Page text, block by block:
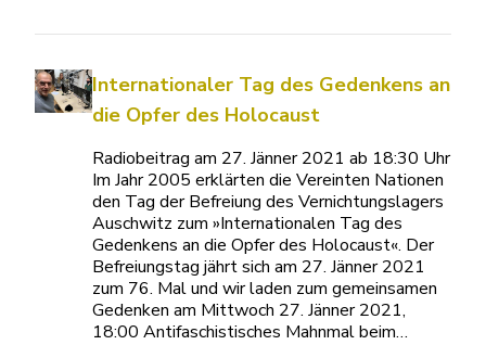
Internationaler Tag des Gedenkens an
die Opfer des Holocaust
Radiobeitrag am 27. Jänner 2021 ab 18:30 Uhr
Im Jahr 2005 erklärten die Vereinten Nationen
den Tag der Befreiung des Vernichtungslagers
Auschwitz zum »Internationalen Tag des
Gedenkens an die Opfer des Holocaust«. Der
Befreiungstag jährt sich am 27. Jänner 2021
zum 76. Mal und wir laden zum gemeinsamen
Gedenken am Mittwoch 27. Jänner 2021,
18:00 Antifaschistisches Mahnmal beim…